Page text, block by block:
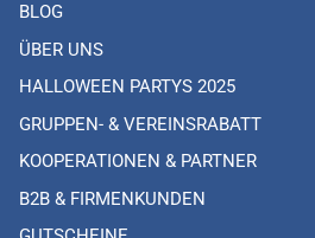
BLOG
ÜBER UNS
HALLOWEEN PARTYS 2025
GRUPPEN- & VEREINSRABATT
KOOPERATIONEN & PARTNER
B2B & FIRMENKUNDEN